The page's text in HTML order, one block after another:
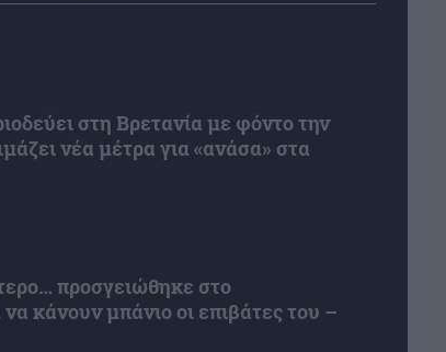
στη Βρετανία με φόντο την
νέα μέτρα για «ανάσα» στα
προσγειώθηκε στο
κάνουν μπάνιο οι επιβάτες του –